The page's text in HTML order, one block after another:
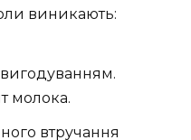
виникають:
молока.
втручання